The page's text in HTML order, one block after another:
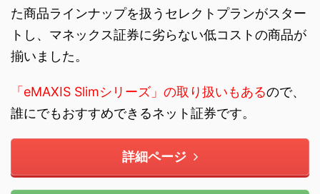
た商品ラインナップを扱うセレクトプランがスター
トし、マネックス証券に劣らない低コストの商品が
揃いました。
「eMAXIS Slimシリーズ」の取り扱いもあるので、
誰にでもおすすめできるネット証券です。
詳細ページ